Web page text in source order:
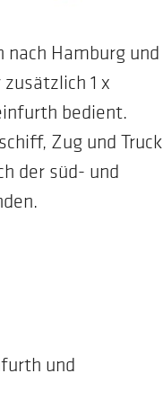
Hamburg und
1 x
bedient.
Zug und Truck
der süd- und
und